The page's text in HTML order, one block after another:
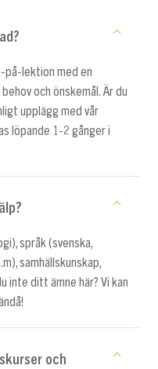
på-lektion med en
och önskemål. Är du
upplägg med vår
löpande 1-2 gånger i
språk (svenska,
samhällskunskap,
inte ditt ämne här? Vi kan
och